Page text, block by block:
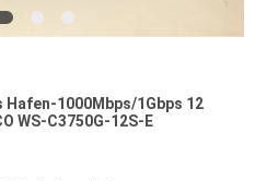
1000Mbps/1Gbps 12
WS-C3750G-12S-E